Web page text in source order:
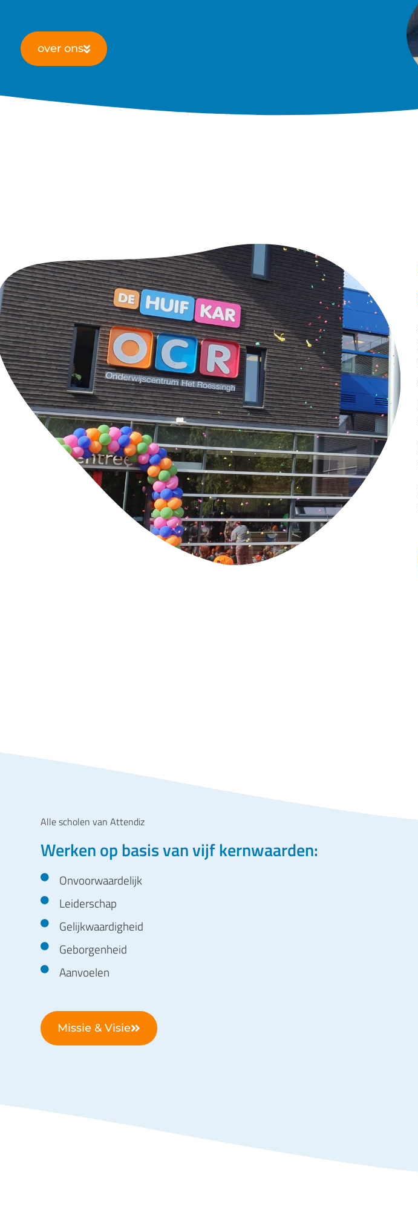
over ons
Alle scholen van Attendiz
Werken op basis van vijf kernwaarden:
Onvoorwaardelijk
Leiderschap
Gelijkwaardigheid
Geborgenheid
Aanvoelen
Missie & Visie